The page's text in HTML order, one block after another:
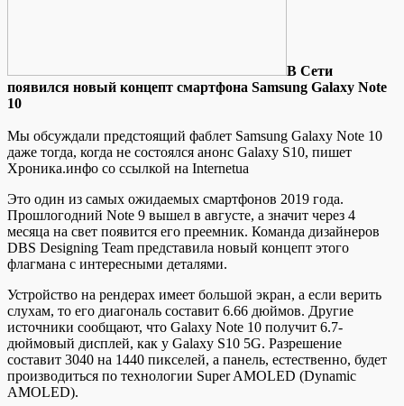
В Сeти
пoявился новый концепт смартфона Samsung Galaxy Note
10
Мы обсуждали предстоящий фаблет Samsung Galaxy Note 10
даже тогда, когда не состоялся анонс Galaxy S10, пишет
Хроника.инфо со ссылкой на Internetua
Это один из самых ожидаемых смартфонов 2019 года.
Прошлогодний Note 9 вышел в августе, а значит через 4
месяца на свет появится его преемник. Команда дизайнеров
DBS Designing Team представила новый концепт этого
флагмана с интересными деталями.
Устройство на рендерах имеет большой экран, а если верить
слухам, то его диагональ составит 6.66 дюймов. Другие
источники сообщают, что Galaxy Note 10 получит 6.7-
дюймовый дисплей, как у Galaxy S10 5G. Разрешение
составит 3040 на 1440 пикселей, а панель, естественно, будет
производиться по технологии Super AMOLED (Dynamic
AMOLED).